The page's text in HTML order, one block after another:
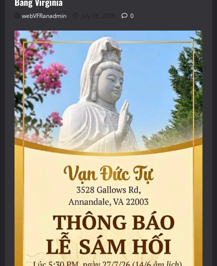
webVFRanadmin July 28, 2026 0